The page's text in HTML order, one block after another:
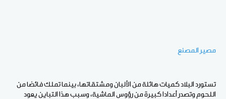
مصير المصنع
تستورد البلاد كميات هائلة من الألبان ومشتقاتها، بينما تملك فائضا من
اللحوم وتصدر أعدادا كبيرة من رؤوس الماشية، وسبب هذا التباين يعود